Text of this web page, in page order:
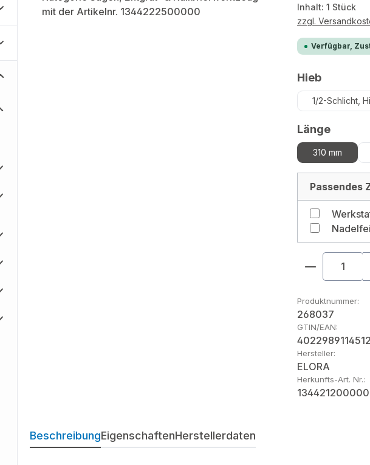
Inhalt: 1 Stück
zzgl.
Verfügbar,
Hieb
1/2-Schlicht,
Länge
310 mm
Passendes
Produkt
Produktnummer:
268037
GTIN/EAN:
4022989114512
Hersteller:
ELORA
Herkunfts-Art. Nr.:
BeschreibungEigenschaftenHerstellerdaten